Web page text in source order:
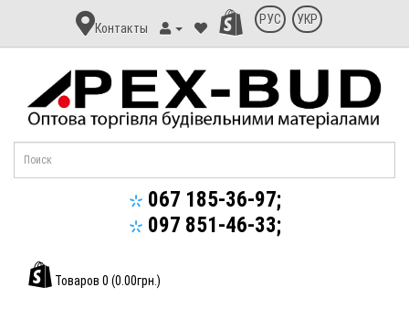
Контакт
Апекс-
Контакты
РУС УКР
067 185-36-97;
097 851-46-33;
Товаров 0 (0.00грн.)